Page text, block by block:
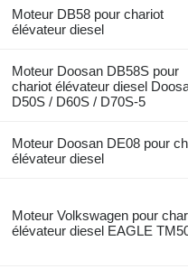
Moteur DB58 pour chariot
élévateur diesel
Moteur Doosan DB58S pour
chariot élévateur diesel
D50S / D60S / D70S-5
Moteur Doosan DE08 pour
élévateur diesel
Moteur Volkswagen pour
élévateur diesel EAGLE